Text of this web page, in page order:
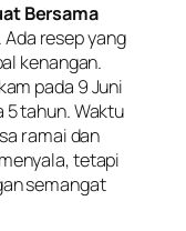
Bersama
. Ada resep yang
kenangan.
pada 9 Juni
5 tahun. Waktu
ramai dan
tetapi
semangat